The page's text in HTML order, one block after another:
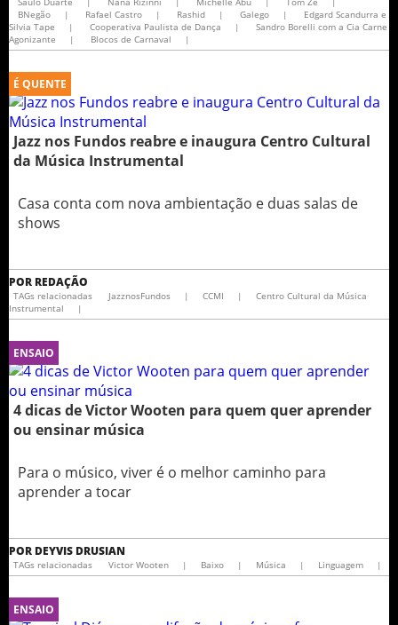
BNegão
| Rafael Castro | Rashid | Galego |
Edgard Scandurra e
Silvia Tape
| Cooperativa Paulista de Dança |
Sandro Borelli com a Cia Carne
Agonizante
| Blocos de Carnaval |
É QUENTE
Jazz nos Fundos reabre e inaugura Centro Cultural
da Música Instrumental
Casa conta com nova ambientação e duas salas de
shows
POR REDAÇÃO
TAGs relacionadas JazznosFundos | CCMI |
Centro Cultural da Música
Instrumental
|
ENSAIO
4 dicas de Victor Wooten para quem quer aprender
ou ensinar música
Para o músico, viver é o melhor caminho para
aprender a tocar
POR DEYVIS DRUSIAN
TAGs relacionadas Victor Wooten | Baixo | Música | Linguagem |
ENSAIO